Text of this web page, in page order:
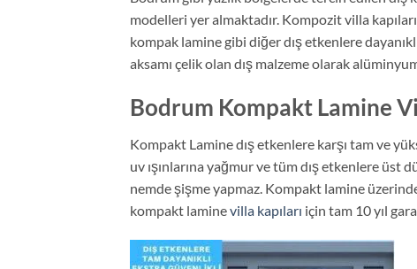
modelleri yer almaktadır. Kompozit villa
kompak lamine gibi diğer dış etkenlere
aksamı çelik olan dış malzeme olarak
Bodrum Kompakt Lamine
Kompakt Lamine dış etkenlere karşı tam ve
uv ışınlarına yağmur ve tüm dış etkenlere üst
nemde şişme yapmaz. Kompakt lamine üzerinde
kompakt laminevilla kapıları için tam 10 yıl